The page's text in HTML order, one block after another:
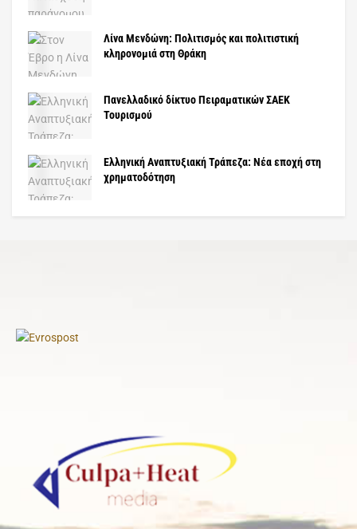
Λίνα Μενδώνη: Πολιτισμός και πολιτιστική
κληρονομιά στη Θράκη
Πανελλαδικό δίκτυο Πειραματικών ΣΑΕΚ
Τουρισμού
Ελληνική Αναπτυξιακή Τράπεζα: Νέα εποχή στη
χρηματοδότηση